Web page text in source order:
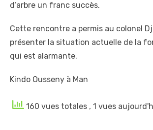
d’arbre un franc succès.
Cette rencontre a permis au colonel
présenter la situation actuelle de la
qui est alarmante.
Kindo Ousseny à Man
160 vues totales , 1 vues